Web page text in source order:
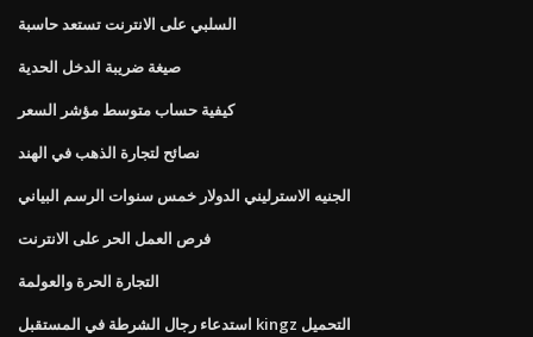
السلبي على الانترنت تستعد حاسبة
صيغة ضريبة الدخل الحدية
كيفية حساب متوسط ​​مؤشر السعر
نصائح لتجارة الذهب في الهند
الجنيه الاسترليني الدولار خمس سنوات الرسم البياني
فرص العمل الحر على الانترنت
التجارة الحرة والعولمة
استدعاء رجال الشرطة في المستقبل kingz التحميل